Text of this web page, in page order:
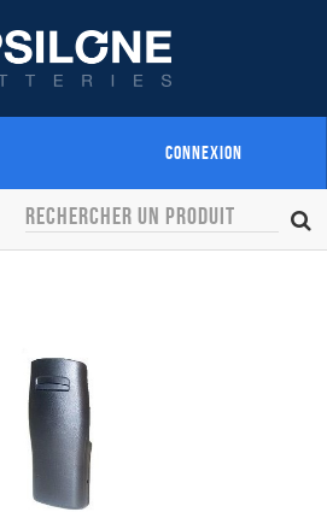
Connexion